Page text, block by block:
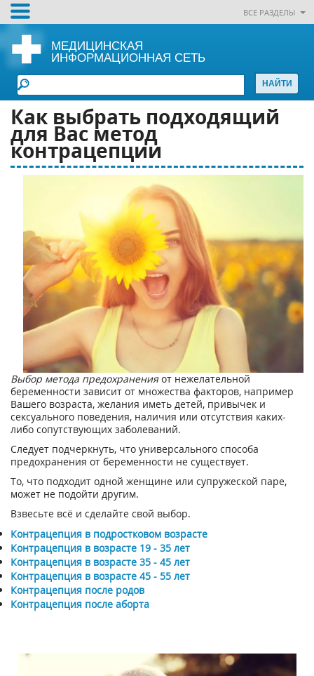
ВСЕ РАЗДЕЛЫ
МЕДИЦИНСКАЯ
ИНФОРМАЦИОННАЯ СЕТЬ
Как выбрать подходящий
для Вас метод
контрацепции
Выбор метода предохраненияот нежелательной
беременности зависит от множества факторов, например
Вашего возраста, желания иметь детей, привычек и
сексуального поведения, наличия или отсутствия каких-
либо сопутствующих заболеваний.
Следует подчеркнуть, что универсального способа
предохранения от беременности не существует.
То, что подходит одной женщине или супружеской паре,
может не подойти другим.
Взвесьте всё и сделайте свой выбор.
Контрацепция в подростковом возрасте
Контрацепция в возрасте 19 - 35 лет
Контрацепция в возрасте 35 - 45 лет
Контрацепция в возрасте 45 - 55 лет
Контрацепция после родов
Контрацепция после аборта